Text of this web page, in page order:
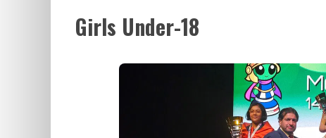
Girls Under-18